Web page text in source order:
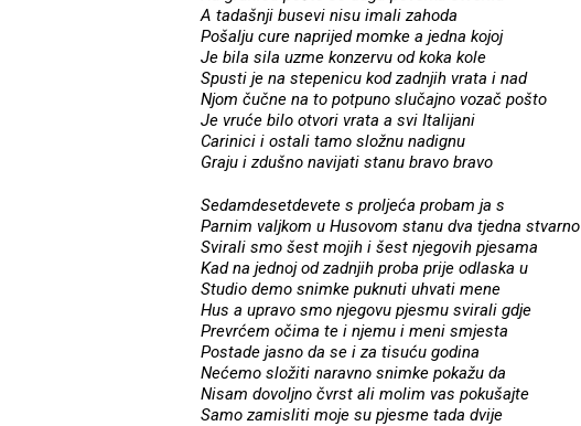
A tadašnji busevi nisu imali zahoda
Pošalju cure naprijed momke a jedna kojoj
Je bila sila uzme konzervu od koka kole
Spusti je na stepenicu kod zadnjih vrata i nad
Njom čučne na to potpuno slučajno vozač pošto
Je vruće bilo otvori vrata a svi Italijani
Carinici i ostali tamo složnu nadignu
Graju i zdušno navijati stanu bravo bravo
Sedamdesetdevete s proljeća probam ja s
Parnim valjkom u Husovom stanu dva tjedna stvarno
Svirali smo šest mojih i šest njegovih pjesama
Kad na jednoj od zadnjih proba prije odlaska u
Studio demo snimke puknuti uhvati mene
Hus a upravo smo njegovu pjesmu svirali gdje
Prevrćem očima te i njemu i meni smjesta
Postade jasno da se i za tisuću godina
Nećemo složiti naravno snimke pokažu da
Nisam dovoljno čvrst ali molim vas pokušajte
Samo zamisliti moje su pjesme tada dvije